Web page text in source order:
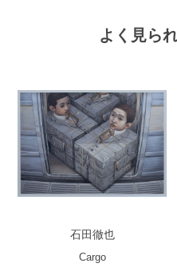
よく見ら
石田徹也
Cargo